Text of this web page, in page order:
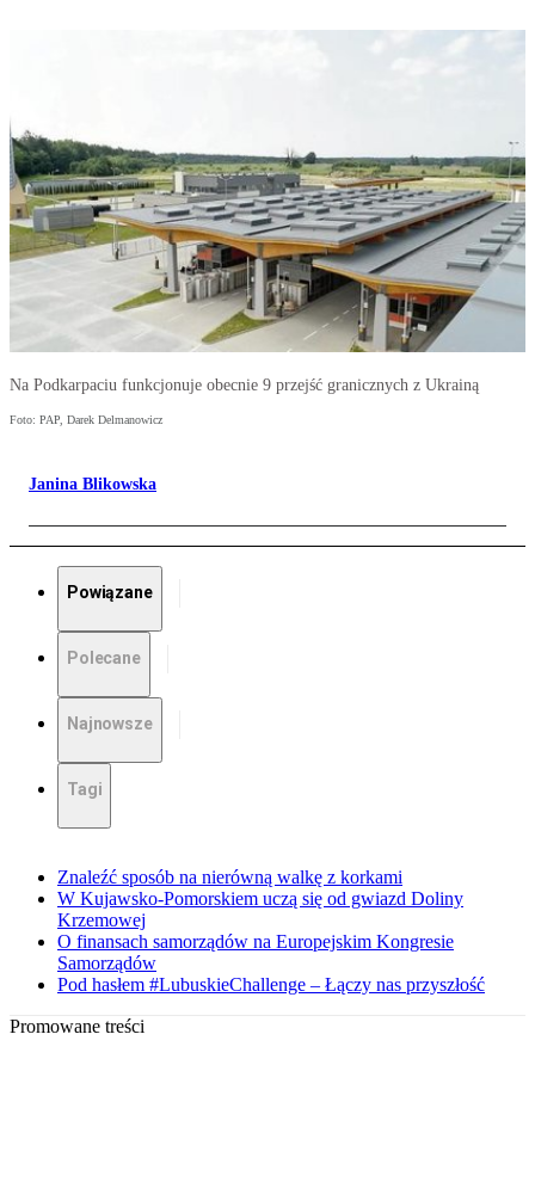
Na Podkarpaciu funkcjonuje obecnie 9 przejść granicznych z Ukrainą
Foto: PAP, Darek Delmanowicz
Janina Blikowska
Powiązane
Polecane
Najnowsze
Tagi
Znaleźć sposób na nierówną walkę z korkami
W Kujawsko-Pomorskiem uczą się od gwiazd Doliny
Krzemowej
O finansach samorządów na Europejskim Kongresie
Samorządów
Pod hasłem #LubuskieChallenge – Łączy nas przyszłość
Promowane treści